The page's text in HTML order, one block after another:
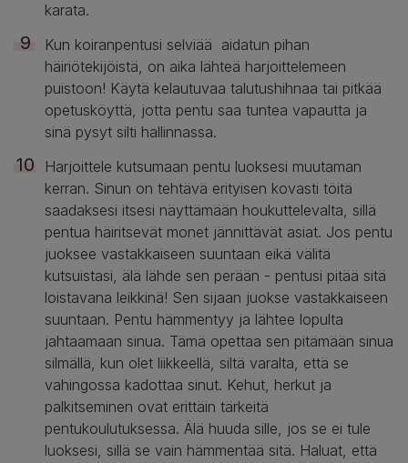
karata.
Kun koiranpentusi selviää aidatun pihan
häiriötekijöistä, on aika lähteä harjoittelemeen
puistoon! Käytä kelautuvaa talutushihnaa tai pitkää
opetusköyttä, jotta pentu saa tuntea vapautta ja
sinä pysyt silti hallinnassa.
Harjoittele kutsumaan pentu luoksesi muutaman
kerran. Sinun on tehtävä erityisen kovasti töitä
saadaksesi itsesi näyttämään houkuttelevalta, sillä
pentua häiritsevät monet jännittävät asiat. Jos pentu
juoksee vastakkaiseen suuntaan eikä välitä
kutsuistasi, älä lähde sen perään - pentusi pitää sitä
loistavana leikkinä! Sen sijaan juokse vastakkaiseen
suuntaan. Pentu hämmentyy ja lähtee lopulta
jahtaamaan sinua. Tämä opettaa sen pitämään sinua
silmällä, kun olet liikkeellä, siltä varalta, että se
vahingossa kadottaa sinut. Kehut, herkut ja
palkitseminen ovat erittäin tärkeitä
pentukoulutuksessa. Älä huuda sille, jos se ei tule
luoksesi, sillä se vain hämmentää sitä. Haluat, että